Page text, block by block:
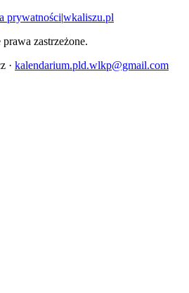
prywatności|wkaliszu.pl
zastrzeżone.
· kalendarium.pld.wlkp@gmail.com